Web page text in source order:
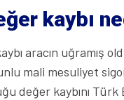
kaybı
aracın uğramış
mali mesuliyet
değer kaybını